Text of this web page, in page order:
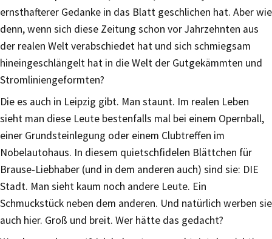
ernsthafterer Gedanke in das Blatt geschlichen hat. Aber wie
denn, wenn sich diese Zeitung schon vor Jahrzehnten aus
der realen Welt verabschiedet hat und sich schmiegsam
hineingeschlängelt hat in die Welt der Gutgekämmten und
Stromliniengeformten?
Die es auch in Leipzig gibt. Man staunt. Im realen Leben
sieht man diese Leute bestenfalls mal bei einem Opernball,
einer Grundsteinlegung oder einem Clubtreffen im
Nobelautohaus. In diesem quietschfidelen Blättchen für
Brause-Liebhaber (und in dem anderen auch) sind sie: DIE
Stadt. Man sieht kaum noch andere Leute. Ein
Schmuckstück neben dem anderen. Und natürlich werben sie
auch hier. Groß und breit. Wer hätte das gedacht?